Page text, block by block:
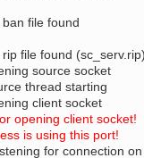
file found
file found
source socket
thread starting
client socket
opening client socket!
is using this port!
for connection on